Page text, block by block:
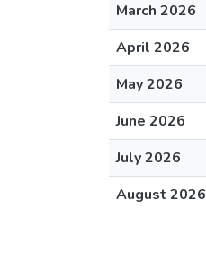
March 2026
April 2026
May 2026
June 2026
July 2026
August 2026